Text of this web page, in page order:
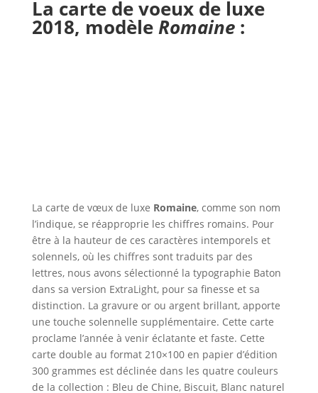
La carte de voeux de luxe
2018, modèleRomaine :
La carte de vœux de luxe Romaine, comme son nom
l’indique, se réapproprie les chiffres romains. Pour
être à la hauteur de ces caractères intemporels et
solennels, où les chiffres sont traduits par des
lettres, nous avons sélectionné la typographie Baton
dans sa version ExtraLight, pour sa finesse et sa
distinction. La gravure or ou argent brillant, apporte
une touche solennelle supplémentaire. Cette carte
proclame l’année à venir éclatante et faste. Cette
carte double au format 210×100 en papier d’édition
300 grammes est déclinée dans les quatre couleurs
de la collection : Bleu de Chine, Biscuit, Blanc naturel